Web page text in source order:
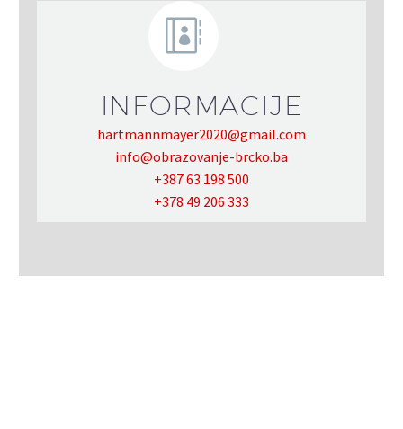
21.07.2025
JAVNI KONKURS za upis polaznika u
0
INFORMACIJE
hartmannmayer2020@gmail.com
info@obrazovanje-brcko.ba
+387 63 198 500
+378 49 206 333